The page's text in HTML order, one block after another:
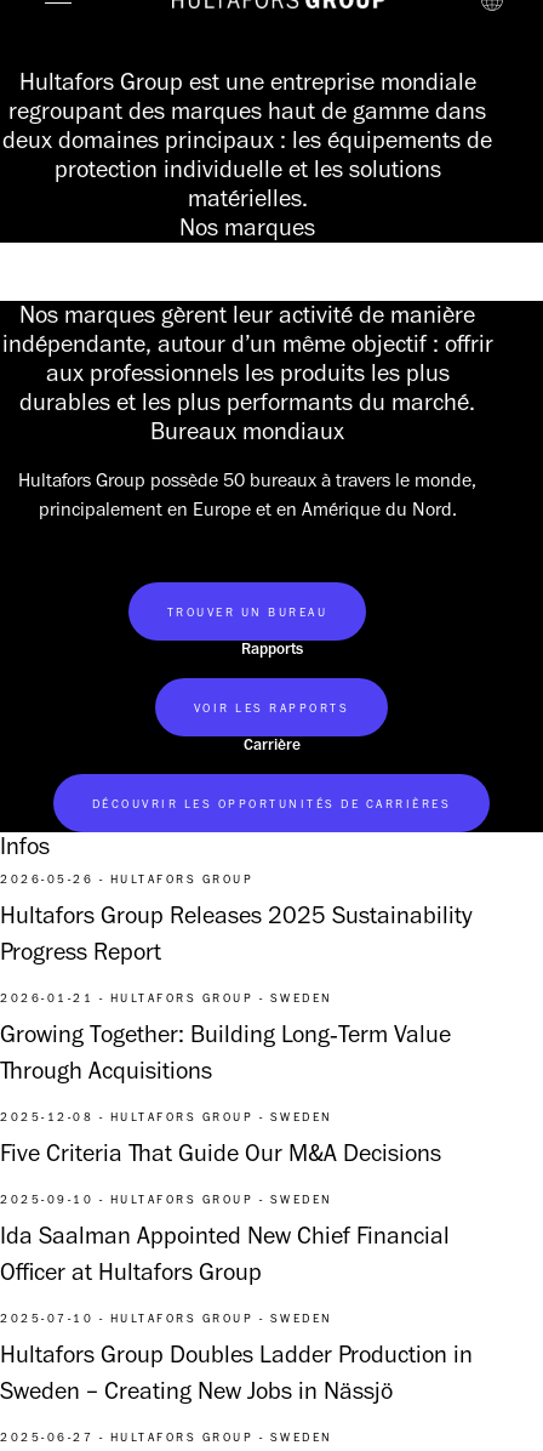
Hultafors Group est une entreprise mondiale
regroupant des marques haut de gamme dans
deux domaines principaux : les équipements de
protection individuelle et les solutions
matérielles.
Nos marques
Nos marques gèrent leur activité de manière
indépendante, autour d’un même objectif : offrir
aux professionnels les produits les plus
durables et les plus performants du marché.
Bureaux mondiaux
Hultafors Group possède 50 bureaux à travers le monde,
principalement en Europe et en Amérique du Nord.
TROUVER UN BUREAU
Rapports
VOIR LES RAPPORTS
Carrière
DÉCOUVRIR LES OPPORTUNITÉS DE CARRIÈRES
Infos
2026-05-26 - HULTAFORS GROUP
Hultafors Group Releases 2025 Sustainability
Progress Report
2026-01-21 - HULTAFORS GROUP - SWEDEN
Growing Together: Building Long‑Term Value
Through Acquisitions
2025-12-08 - HULTAFORS GROUP - SWEDEN
Five Criteria That Guide Our M&A Decisions
2025-09-10 - HULTAFORS GROUP - SWEDEN
Ida Saalman Appointed New Chief Financial
Officer at Hultafors Group
2025-07-10 - HULTAFORS GROUP - SWEDEN
Hultafors Group Doubles Ladder Production in
Sweden – Creating New Jobs in Nässjö
2025-06-27 - HULTAFORS GROUP - SWEDEN